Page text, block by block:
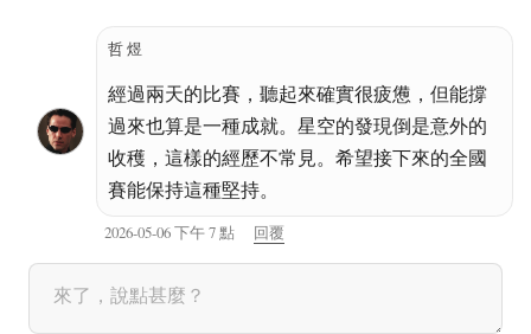
哲煜
經過兩天的比賽，聽起來確實很疲憊，但能撐
過來也算是一種成就。星空的發現倒是意外的
收穫，這樣的經歷不常見。希望接下來的全國
賽能保持這種堅持。
2026-05-06 下午 7 點 回覆